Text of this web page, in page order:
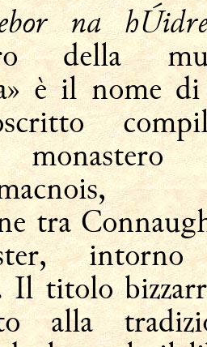
na
della
è il nome
tra
Il titolo
alla